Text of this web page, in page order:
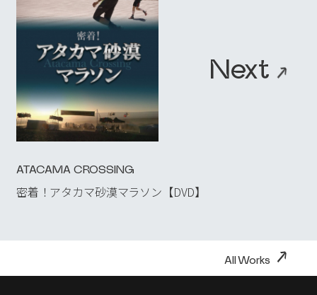
Copyright 2023 TELECOM STAFF Inc. All rights reserved.
ATACAMA CROSSING
密着！アタカマ砂漠マラソン【DVD】
Next →
All Works→